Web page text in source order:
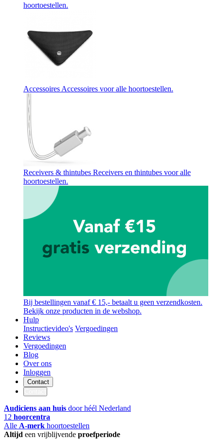
hoortoestellen.
Accessoires Accessoires voor alle hoortoestellen.
Receivers & thintubes Receivers en thintubes voor alle
hoortoestellen.
Bij bestellingen vanaf € 15,- betaalt u geen verzendkosten.
Bekijk onze producten in de webshop.
Hulp
Instructievideo's Vergoedingen
Reviews
Vergoedingen
Blog
Over ons
Inloggen
Contact
Audiciens aan huis door héél Nederland
12 hoorcentra
Alle A-merk hoortoestellen
Altijd een vrijblijvende proefperiode